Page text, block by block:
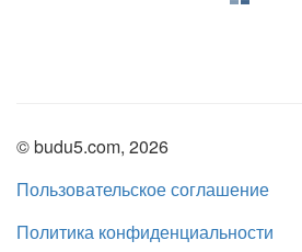
© budu5.com, 2026
Пользовательское соглашение
Политика конфиденциальности